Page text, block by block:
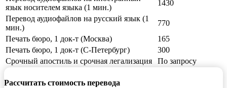
язык носителем языка (1 мин.)
1430
Перевод аудиофайлов на русский язык (1
мин.)
770
Печать бюро, 1 док-т (Москва)
165
Печать бюро, 1 док-т (С-Петербург)
300
Срочный апостиль и срочная легализация
По запросу
Рассчитать стоимость перевода